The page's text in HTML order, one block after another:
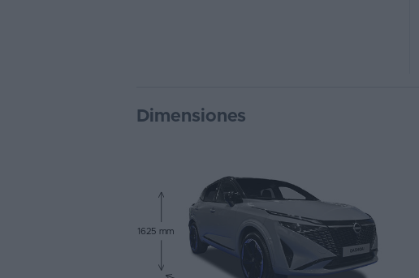
Dimensiones
1625 mm